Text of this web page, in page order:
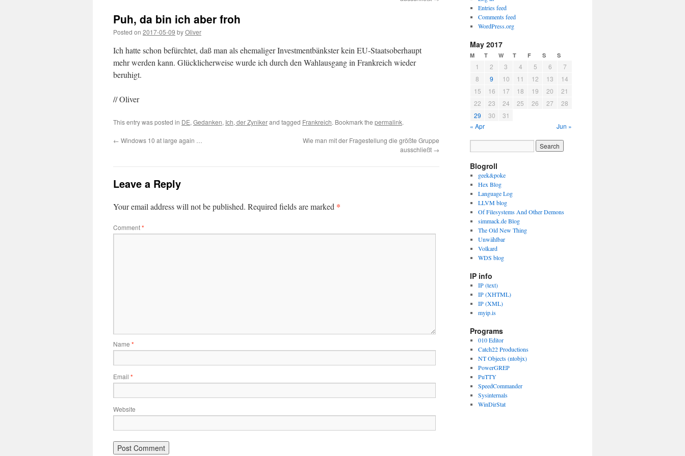
Puh, da bin ich aber froh
Posted on 2017-05-09 byOliver
Ich hatte schon befürchtet, daß man als ehemaliger Investmentbänkster kein EU-Staatsoberhaupt
mehr werden kann. Glücklicherweise wurde ich durch den Wahlausgang in Frankreich wieder
beruhigt.
// Oliver
This entry was posted in DE, Gedanken, Ich, der Zynikerand tagged Frankreich. Bookmark the permalink.
← Windows 10 at large again …
Wie man mit der Fragestellung die größte Gruppe
ausschließt →
Leave a Reply
Your email address will not be published. Required fields are marked *
Comment*
Name *
Email *
Website
Entries feed
Comments feed
WordPress.org
May 2017
M T W T F S S
1 2 3 4 5 6
7
8
9 10 11 12 13
14
15
16 17 18 19 20
21
22
23 24 25 26 27
28
29
30
31
« Apr
Jun »
Blogroll
geek&poke
Hex Blog
Language Log
LLVM blog
Of Filesystems And Other Demons
simmack.de Blog
The Old New Thing
Unwählbar
Volkard
WDS blog
IP info
IP (text)
IP (XHTML)
IP (XML)
myip.is
Programs
010 Editor
Catch22 Productions
NT Objects (ntobjx)
PowerGREP
PuTTY
SpeedCommander
Sysinternals
WinDirStat